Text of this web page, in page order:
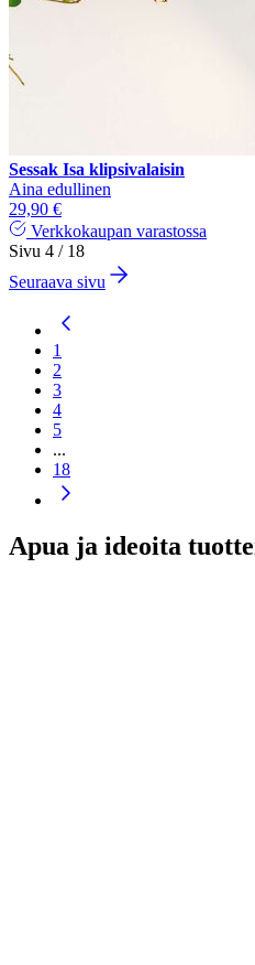
Sessak Isa klipsivalaisin
Aina edullinen
29,90 €
Verkkokaupan varastossa
Sivu 4 / 18
Seuraava sivu
1
2
3
4
5
...
18
Apua ja ideoita